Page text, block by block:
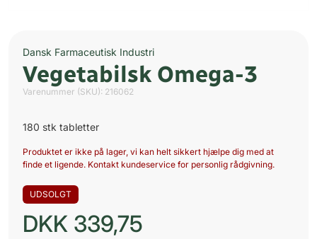
Dansk Farmaceutisk Industri
Vegetabilsk Omega-3
Varenummer (SKU): 216062
180 stk tabletter
Produktet er ikke på lager, vi kan helt sikkert hjælpe dig med at
finde et ligende. Kontakt kundeservice for personlig rådgivning.
UDSOLGT
DKK 339,75